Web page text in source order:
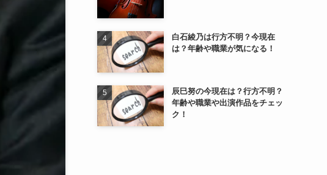
白石綾乃は行方不明？今現在
は？年齢や職業が気になる！
辰巳努の今現在は？行方不明？
年齢や職業や出演作品をチェッ
ク！